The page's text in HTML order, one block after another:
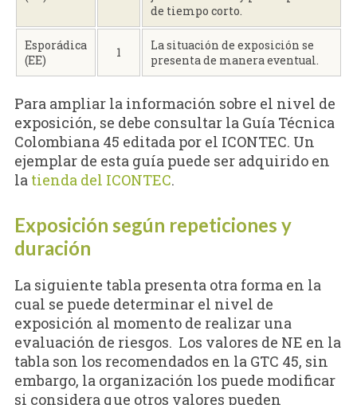
de tiempo corto.
Esporádica
(EE)
1
La situación de exposición se
presenta de manera eventual.
Para ampliar la información sobre el nivel de
exposición, se debe consultar la Guía Técnica
Colombiana 45 editada por el ICONTEC. Un
ejemplar de esta guía puede ser adquirido en
la tienda del ICONTEC.
Exposición según repeticiones y
duración
La siguiente tabla presenta otra forma en la
cual se puede determinar el nivel de
exposición al momento de realizar una
evaluación de riesgos. Los valores de NE en la
tabla son los recomendados en la GTC 45, sin
embargo, la organización los puede modificar
si considera que otros valores pueden